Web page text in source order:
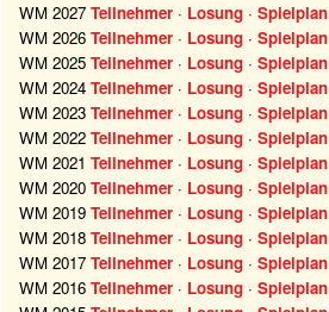
WM 2027 Teilnehmer · Losung · Spielplan
WM 2026 Teilnehmer · Losung · Spielplan
WM 2025 Teilnehmer · Losung · Spielplan
WM 2024 Teilnehmer · Losung · Spielplan
WM 2023 Teilnehmer · Losung · Spielplan
WM 2022 Teilnehmer · Losung · Spielplan
WM 2021 Teilnehmer · Losung · Spielplan
WM 2020 Teilnehmer · Losung · Spielplan
WM 2019 Teilnehmer · Losung · Spielplan
WM 2018 Teilnehmer · Losung · Spielplan
WM 2017 Teilnehmer · Losung · Spielplan
WM 2016 Teilnehmer · Losung · Spielplan